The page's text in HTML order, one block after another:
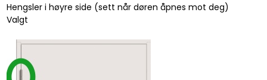
Hengsler i høyre side (sett når døren åpnes mot deg)
Valgt